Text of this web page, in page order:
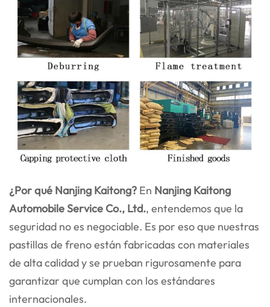
¿Por qué Nanjing Kaitong? En Nanjing Kaitong
Automobile Service Co., Ltd., entendemos que la
seguridad no es negociable. Es por eso que nuestras
pastillas de freno están fabricadas con materiales
de alta calidad y se prueban rigurosamente para
garantizar que cumplan con los estándares
internacionales.